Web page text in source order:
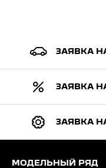
ЗАЯВКА
ЗАЯВКА
ЗАЯВКА
МОДЕЛЬНЫЙ РЯД